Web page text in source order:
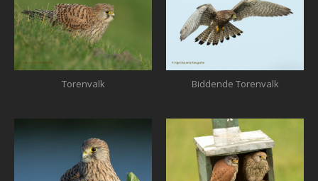
Torenvalk Biddende Torenvalk